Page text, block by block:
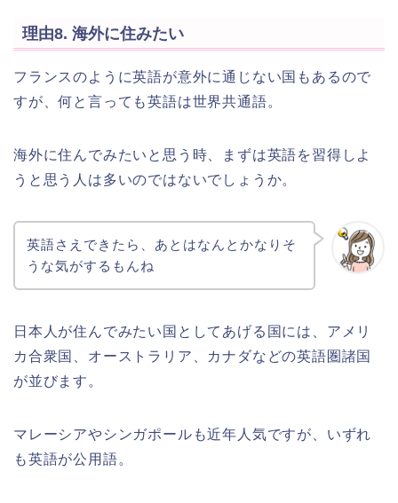
理由8. 海外に住みたい
フランスのように英語が意外に通じない国もあるので
すが、何と言っても英語は世界共通語。
海外に住んでみたいと思う時、まずは英語を習得しよ
うと思う人は多いのではないでしょうか。
英語さえできたら、あとはなんとかなりそ
うな気がするもんね
日本人が住んでみたい国としてあげる国には、アメリ
カ合衆国、オーストラリア、カナダなどの英語圏諸国
が並びます。
マレーシアやシンガポールも近年人気ですが、いずれ
も英語が公用語。